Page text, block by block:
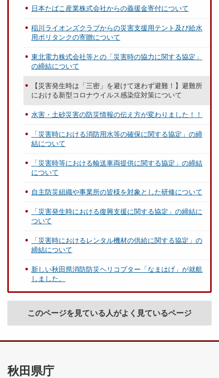
日本たばこ産業株式会社からの義援金寄付について
稲川ライオンズクラブからの災害支援用テント及び給水
用ポリタンクの寄贈について
東北電力株式会社等との「災害時の協力に関する協定」
の締結について
【災害発生時は「三密」を避けて迷わず避難！】避難所
における新型コロナウイルス感染症対策について
水害・土砂災害の防災情報の伝え方が変わりました！！
「災害時における消防用水等の確保に関する協定」の締
結について
「災害時等における輸送車両提供に関する協定」の締結
について
自主防災組織や事業所の皆様を対象とした研修について
「災害発生時における復興支援に関する協定」の締結に
ついて
「災害時におけるレンタル機材の供給に関する協定」の
締結について
新しい秋田県消防防災ヘリコプター「なまはげ」が就航
しました。
このページを見ている人がよく見ているページ
秋田県庁